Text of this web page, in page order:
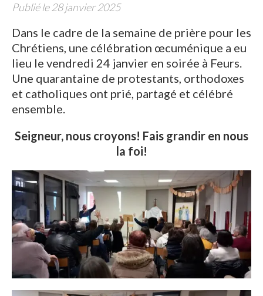
Publié le 28 janvier 2025
Dans le cadre de la semaine de prière pour les
Chrétiens, une célébration œcuménique a eu
lieu le vendredi 24 janvier en soirée à Feurs.
Une quarantaine de protestants, orthodoxes
et catholiques ont prié, partagé et célébré
ensemble.
Seigneur, nous croyons! Fais grandir en nous
la foi!